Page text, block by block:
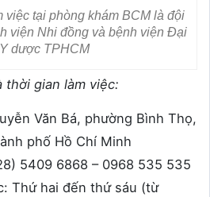
việc tại phòng khám BCM là đội
viện Nhi đồng và bệnh viện Đại
dược TPHCM
thời gian làm việc:
Văn Bá, phường Bình Thọ,
phố Hồ Chí Minh
5409 6868 – 0968 535 535
Thứ hai đến thứ sáu (từ